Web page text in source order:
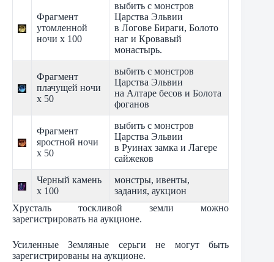
Фрагмент
утомленной
ночи х 100
выбить с монстров
Царства Эльвии
в Логове Бираги, Болото
наг и Кровавый
монастырь.
Фрагмент
плачущей ночи
х 50
выбить с монстров
Царства Эльвии
на Алтаре бесов и Болота
фоганов
Фрагмент
яростной ночи
х 50
выбить с монстров
Царства Эльвии
в Руинах замка и Лагере
сайжеков
Черный камень
х 100
монстры, ивенты,
задания, аукцион
Хрусталь тоскливой земли можно
зарегистрировать на аукционе.
Усиленные Земляные серьги не могут быть
зарегистрированы на аукционе.